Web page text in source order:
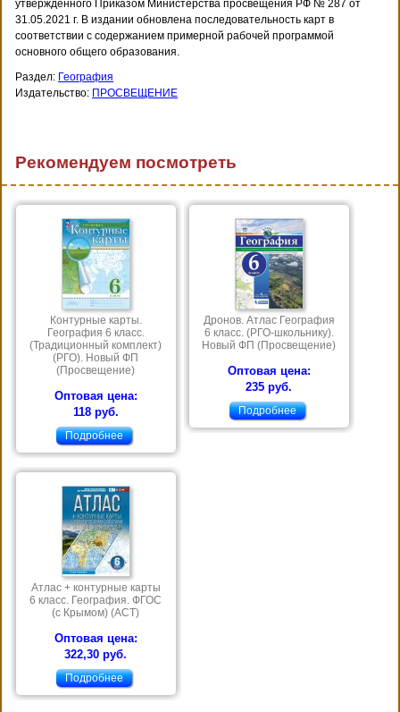
утверждённого Приказом Министерства просвещения РФ № 287 от
31.05.2021 г. В издании обновлена последовательность карт в
соответствии с содержанием примерной рабочей программой
основного общего образования.
Раздел: География
Издательство: ПРОСВЕЩЕНИЕ
Рекомендуем посмотреть
Контурные карты.
География 6 класс.
(Традиционный комплект)
(РГО). Новый ФП
(Просвещение)
Оптовая цена:
118 руб.
Подробнее
Дронов. Атлас География
6 класс. (РГО-школьнику).
Новый ФП (Просвещение)
Оптовая цена:
235 руб.
Подробнее
Атлас + контурные карты
6 класс. География. ФГОС
(с Крымом) (АСТ)
Оптовая цена:
322,30 руб.
Подробнее